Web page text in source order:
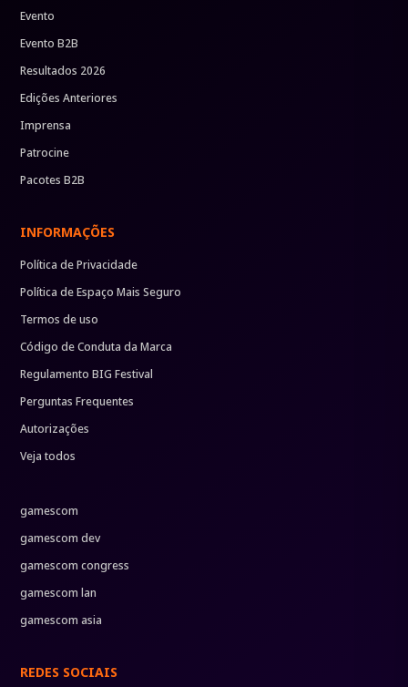
Evento
Evento B2B
Resultados 2026
Edições Anteriores
Imprensa
Patrocine
Pacotes B2B
INFORMAÇÕES
Política de Privacidade
Política de Espaço Mais Seguro
Termos de uso
Código de Conduta da Marca
Regulamento BIG Festival
Perguntas Frequentes
Autorizações
Veja todos
gamescom
gamescom dev
gamescom congress
gamescom lan
gamescom asia
REDES SOCIAIS